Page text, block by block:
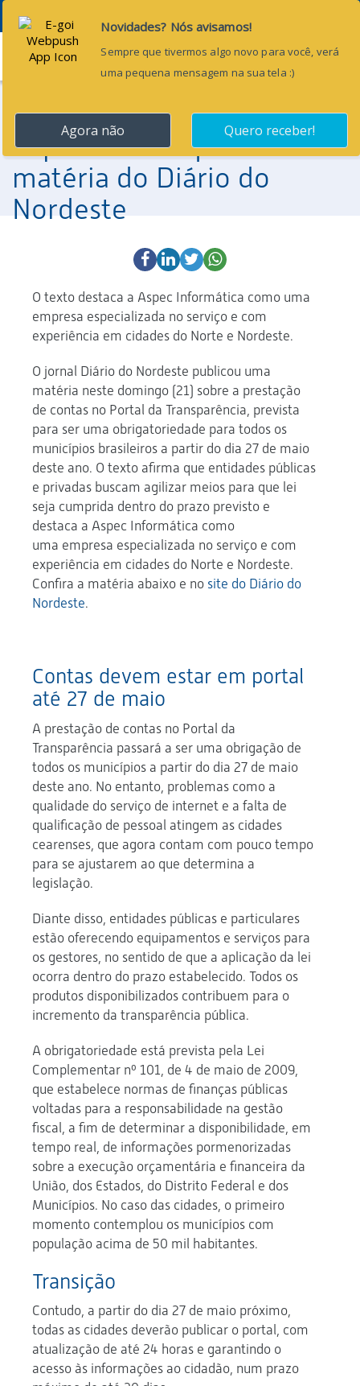
Menu
22 de abril de 2013
Portal da Transparência:
Aspec é destaque em
matéria do Diário do
Nordeste
O texto destaca a Aspec Informática como uma
empresa especializada no serviço e com
experiência em cidades do Norte e Nordeste.
O jornal Diário do Nordeste publicou uma
matéria neste domingo (21) sobre a prestação
de contas no Portal da Transparência, prevista
para ser uma obrigatoriedade para todos os
municípios brasileiros a partir do dia 27 de maio
deste ano. O texto afirma que entidades públicas
e privadas buscam agilizar meios para que lei
seja cumprida dentro do prazo previsto e
destaca a Aspec Informática como
uma empresa especializada no serviço e com
experiência em cidades do Norte e Nordeste.
Confira a matéria abaixo e no site do Diário do
Nordeste.
Contas devem estar em portal
até 27 de maio
A prestação de contas no Portal da
Transparência passará a ser uma obrigação de
todos os municípios a partir do dia 27 de maio
deste ano. No entanto, problemas como a
qualidade do serviço de internet e a falta de
qualificação de pessoal atingem as cidades
cearenses, que agora contam com pouco tempo
para se ajustarem ao que determina a
legislação.
Diante disso, entidades públicas e particulares
estão oferecendo equipamentos e serviços para
os gestores, no sentido de que a aplicação da lei
ocorra dentro do prazo estabelecido. Todos os
produtos disponibilizados contribuem para o
incremento da transparência pública.
A obrigatoriedade está prevista pela Lei
Complementar nº 101, de 4 de maio de 2009,
que estabelece normas de finanças públicas
voltadas para a responsabilidade na gestão
fiscal, a fim de determinar a disponibilidade, em
tempo real, de informações pormenorizadas
sobre a execução orçamentária e financeira da
União, dos Estados, do Distrito Federal e dos
Municípios. No caso das cidades, o primeiro
momento contemplou os municípios com
população acima de 50 mil habitantes.
Transição
Contudo, a partir do dia 27 de maio próximo,
todas as cidades deverão publicar o portal, com
atualização de até 24 horas e garantindo o
acesso às informações ao cidadão, num prazo